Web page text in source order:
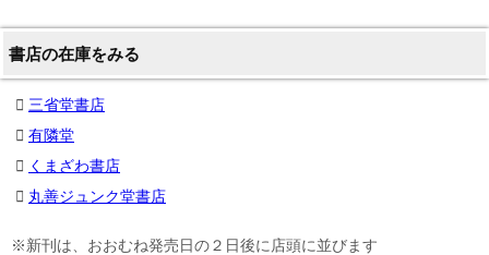
書店の在庫をみる
三省堂書店
有隣堂
くまざわ書店
丸善ジュンク堂書店
※新刊は、おおむね発売日の２日後に店頭に並びます